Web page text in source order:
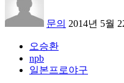
문의 2014년 5월
오승환
npb
일본프로야구